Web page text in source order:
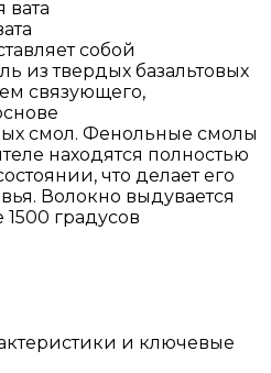
собой
из твердых базальтовых
связующего,
смол. Фенольные смолы
находятся полностью
что делает его
Волокно выдувается
градусов